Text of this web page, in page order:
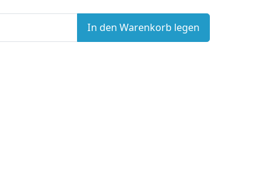
In den Warenkorb legen